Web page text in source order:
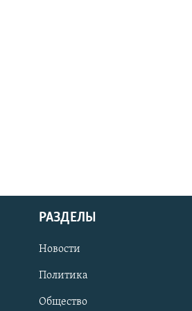
РАЗДЕЛЫ
Новости
Политика
Общество